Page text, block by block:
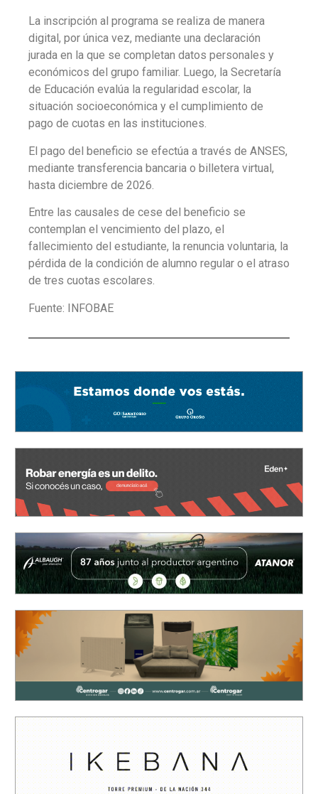
La inscripción al programa se realiza de manera
digital, por única vez, mediante una declaración
jurada en la que se completan datos personales y
económicos del grupo familiar. Luego, la Secretaría
de Educación evalúa la regularidad escolar, la
situación socioeconómica y el cumplimiento de
pago de cuotas en las instituciones.
El pago del beneficio se efectúa a través de ANSES,
mediante transferencia bancaria o billetera virtual,
hasta diciembre de 2026.
Entre las causales de cese del beneficio se
contemplan el vencimiento del plazo, el
fallecimiento del estudiante, la renuncia voluntaria, la
pérdida de la condición de alumno regular o el atraso
de tres cuotas escolares.
Fuente: INFOBAE